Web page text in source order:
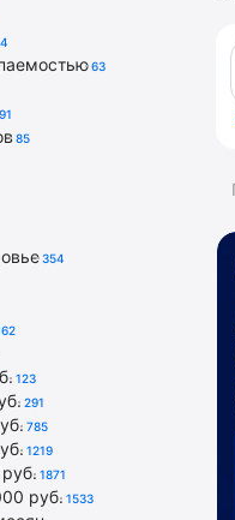
63
85
354
123
291
785
1219
1871
руб. 1533